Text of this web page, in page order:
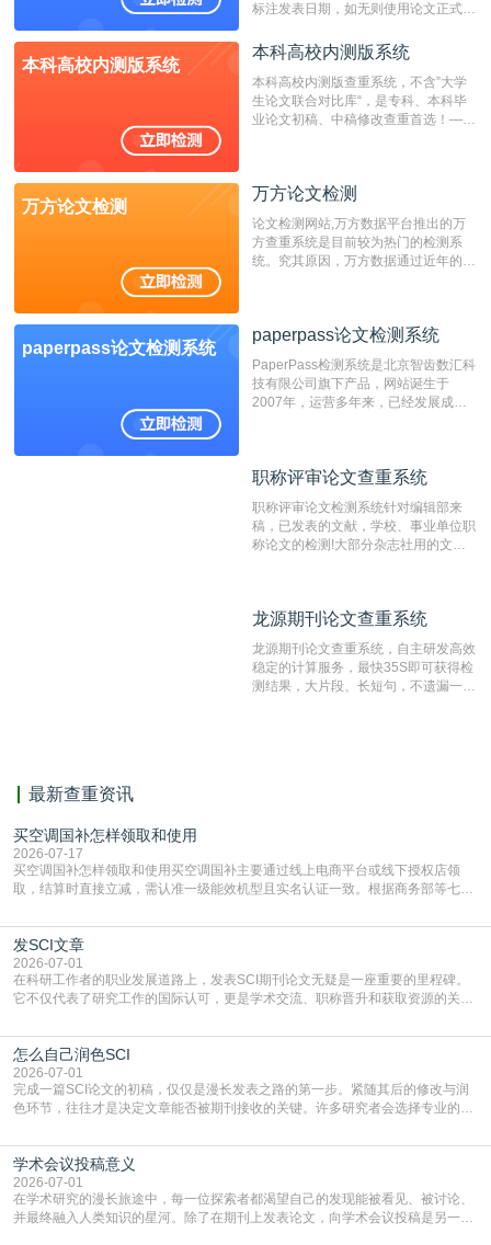
标注发表日期，如无则使用论文正式发
成时间作为发表日期。
本科高校内测版系统
本科高校内测版系统
本科高校内测版查重系统，不含”大学
生论文联合对比库“，是专科、本科毕
业论文初稿、中稿修改查重首选！——
万方论文检测
万方论文检测
论文检测网站,万方数据平台推出的万
方查重系统是目前较为热门的检测系
统。究其原因，万方数据通过近年的发
非。其次，相对于知网而言，万方检测
重的推荐系统。
paperpass论文检测系统
paperpass论文检测系统
PaperPass检测系统是北京智齿数汇科
技有限公司旗下产品，网站诞生于
2007年，运营多年来，已经发展成为
检测速度快、精度高，市场反映良好。
职称评审论文查重系统
职称评审论文检测系统针对编辑部来
稿，已发表的文献，学校、事业单位职
称论文的检测!大部分杂志社用的文献
编辑部检测来稿和已发表的文献,检测
测时注意填写第一作者,才能排除已发
表文献复制比。（限制字符数1万）
龙源期刊论文查重系统
龙源期刊论文查重系统，自主研发高效
稳定的计算服务，最快35S即可获得检
测结果，大片段、长短句，不遗漏一处
最新查重资讯
买空调国补怎样领取和使用
2026-07-17
买空调国补怎样领取和使用买空调国补主要通过线上电商平台或线下授权店领
取，结算时直接立减‌，需认准一级能效机型且实名认证一致。根据商务部等七部
能领到补贴首选‌京东APP‌搜索专属口令(如【家电补贴1637】、【国补立省
4949】等，口令会随活动更新，以页面显示为准)进入补贴专场。淘宝/天猫也可
复制粘贴【8$FKFGgJq
发SCI文章
2026-07-01
在科研工作者的职业发展道路上，发表SCI期刊论文无疑是一座重要的里程碑。
它不仅代表了研究工作的国际认可，更是学术交流、职称晋升和获取资源的关键
战与困惑。从选题立意到投稿回应，每一步都需要精心的策略与扎实的工作。本
篇AEIC学术交流中心小编就为大家介绍“发SCI文章”。一、精准定位是成功的第
一步发表SCI文章，首要解决的问题是“投
怎么自己润色SCI
2026-07-01
完成一篇SCI论文的初稿，仅仅是漫长发表之路的第一步。紧随其后的修改与润
色环节，往往才是决定文章能否被期刊接收的关键。许多研究者会选择专业的语
质量，更能在此过程中深化对学术写作的理解。如何系统、高效地打磨自己的论
文，使其在语言和学术表达上更符合国际期刊的要求，是每位研究者值得投入学
习的技能。本篇AEIC学术交流中心小编就为大家介
学术会议投稿意义
2026-07-01
在学术研究的漫长旅途中，每一位探索者都渴望自己的发现能被看见、被讨论、
并最终融入人类知识的星河。除了在期刊上发表论文，向学术会议投稿是另一个